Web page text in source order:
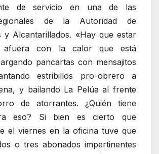
de servicio en una de las
de la Autoridad de
y Alcantarillados. «Hay que estar
afuera con la calor que está
pancartas con mensajitos
estribillos pro-obrero a
y bailando La Pelúa al frente
de atorrantes. ¿Quién tiene
eso? Si bien es cierto que
el viernes en la oficina tuve que
o tres abonados impertinentes